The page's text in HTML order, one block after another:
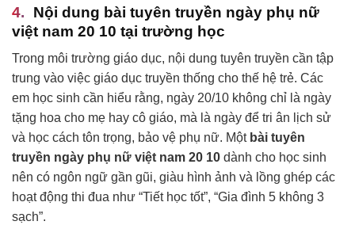
Nội dung bài tuyên truyền ngày phụ nữ
việt nam 20 10 tại trường học
Trong môi trường giáo dục, nội dung tuyên truyền cần tập
trung vào việc giáo dục truyền thống cho thế hệ trẻ. Các
em học sinh cần hiểu rằng, ngày 20/10 không chỉ là ngày
tặng hoa cho mẹ hay cô giáo, mà là ngày để tri ân lịch sử
và học cách tôn trọng, bảo vệ phụ nữ. Một bài tuyên
truyền ngày phụ nữ việt nam 20 10 dành cho học sinh
nên có ngôn ngữ gần gũi, giàu hình ảnh và lồng ghép các
hoạt động thi đua như “Tiết học tốt”, “Gia đình 5 không 3
sạch”.